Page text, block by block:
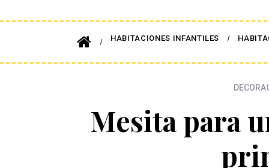
HABITACIONES INFANTILES
Mesita para